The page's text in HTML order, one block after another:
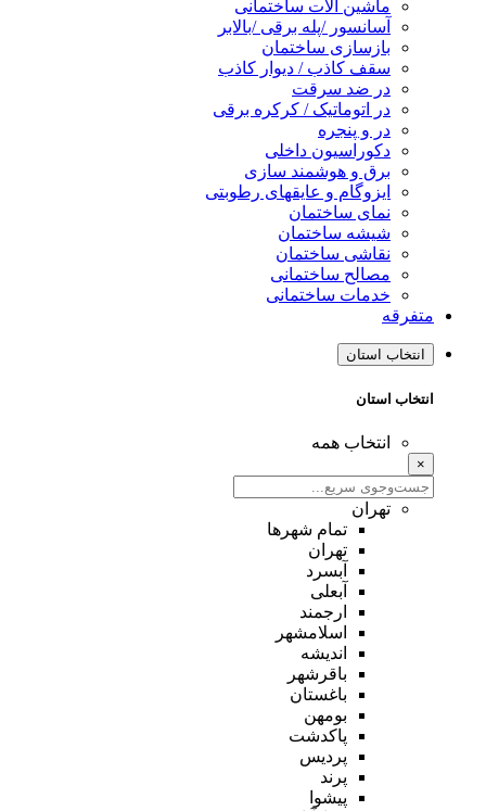
ماشین آلات ساختمانی
آسانسور /پله برقی /بالابر
بازسازی ساختمان
سقف کاذب / دیوار کاذب
در ضد سرقت
در اتوماتیک / کرکره برقی
در و پنجره
دکوراسیون داخلی
برق و هوشمند سازی
ایزوگام و عایقهای رطوبتی
نمای ساختمان
شیشه ساختمان
نقاشی ساختمان
مصالح ساختمانی
خدمات ساختمانی
متفرقه
انتخاب استان
انتخاب استان
انتخاب همه
×
تهران
تمام شهر‌ها
تهران
آبسرد
آبعلی
ارجمند
اسلامشهر
اندیشه
باقرشهر
باغستان
بومهن
پاکدشت
پردیس
پرند
پیشوا